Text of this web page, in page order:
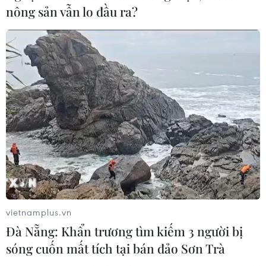
thuộc phần lớn vào đối tác OpenAI
06/08/2026 06:31
Tây Ninh: Tạo điều kiện hình thành
doanh nghiệp công nghệ chiến lược
06/08/2026 04:45
Việt Nam hướng tới làm
chủ 10 công nghệ lõi vào năm 2030
06/08/2026 04:38
Ngày An ninh mạng Việt Nam: Kiến
tạo không gian mạng an toàn, nhân
nông sản vẫn lo đầu ra?
vietnamplus.vn
Đà Nẵng: Khẩn trương tìm kiếm 3 người bị
sóng cuốn mất tích tại bán đảo Sơn Trà